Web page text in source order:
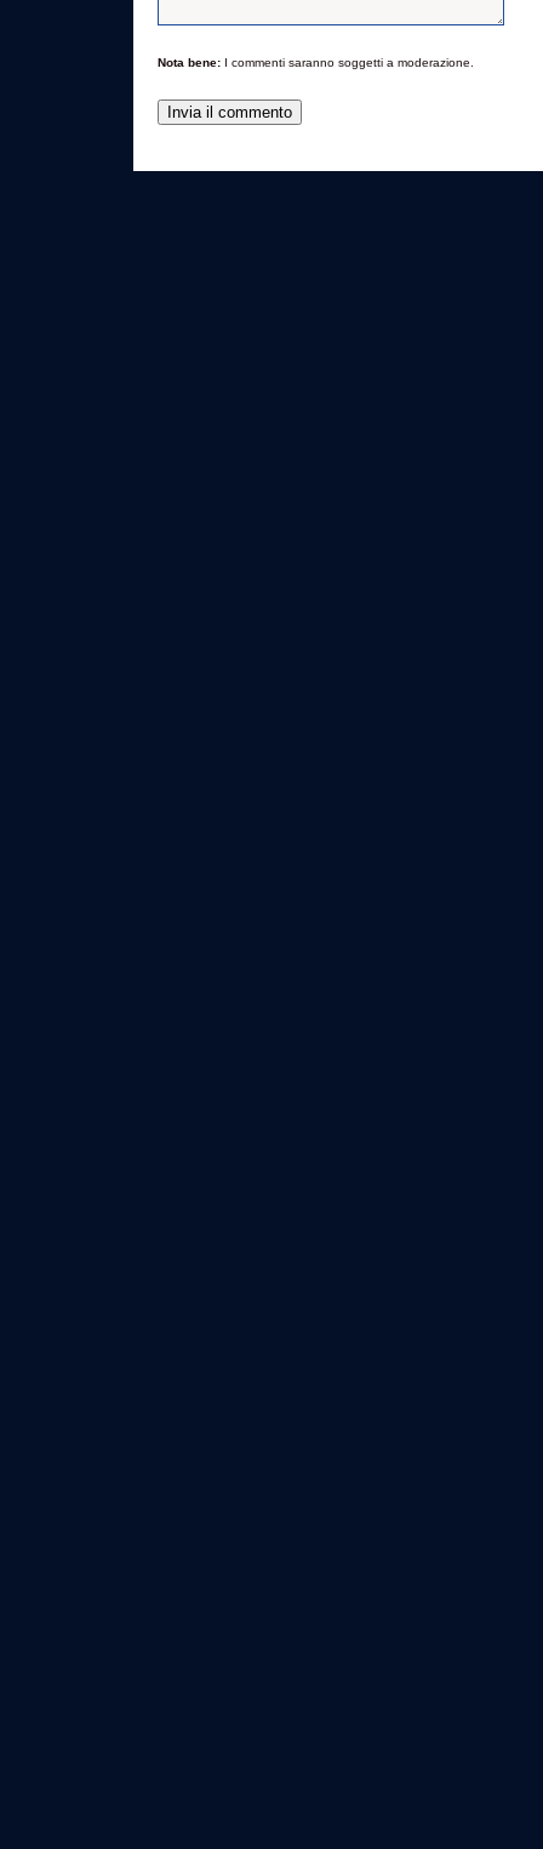
Nota bene: I commenti saranno soggetti a moderazione.